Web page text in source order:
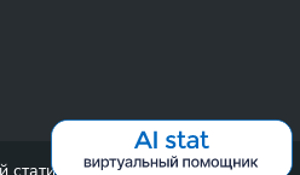
Агентства по